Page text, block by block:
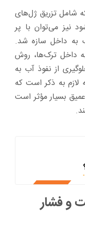
شامل تزریق ژل‌های
نیز می‌توان با پر
به داخل سازه شد.
داخل ترک‌ها، روش
از نفوذ آب به
لازم به ذکر است که
بسیار مؤثر است
و فشار